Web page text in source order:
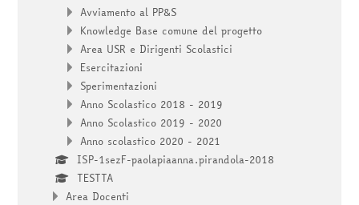
Avviamento al PP&S
Knowledge Base comune del progetto
Area USR e Dirigenti Scolastici
Esercitazioni
Sperimentazioni
Anno Scolastico 2018 - 2019
Anno Scolastico 2019 - 2020
Anno scolastico 2020 - 2021
ISP-1sezF-paolapiaanna.pirandola-2018
TESTTA
Area Docenti